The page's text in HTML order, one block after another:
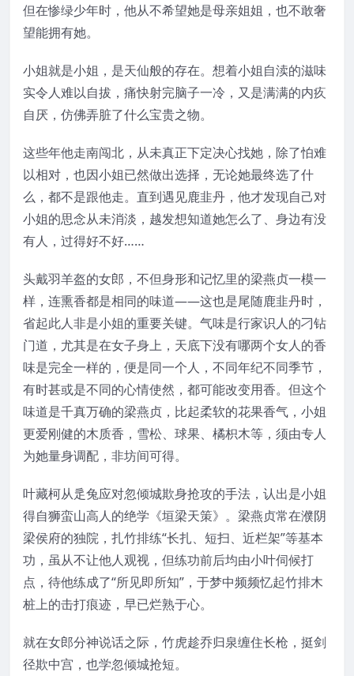
但在惨绿少年时，他从不希望她是母亲姐姐，也不敢奢
望能拥有她。
小姐就是小姐，是天仙般的存在。想着小姐自渎的滋味
实令人难以自拔，痛快射完脑子一冷，又是满满的内疚
自厌，仿佛弄脏了什么宝贵之物。
这些年他走南闯北，从未真正下定决心找她，除了怕难
以相对，也因小姐已然做出选择，无论她最终选了什
么，都不是跟他走。直到遇见鹿韭丹，他才发现自己对
小姐的思念从未消淡，越发想知道她怎么了、身边有没
有人，过得好不好……
头戴羽羊盔的女郎，不但身形和记忆里的梁燕贞一模一
样，连熏香都是相同的味道——这也是尾随鹿韭丹时，
省起此人非是小姐的重要关键。气味是行家识人的刁钻
门道，尤其是在女子身上，天底下没有哪两个女人的香
味是完全一样的，便是同一个人，不同年纪不同季节，
有时甚或是不同的心情使然，都可能改变用香。但这个
味道是千真万确的梁燕贞，比起柔软的花果香气，小姐
更爱刚健的木质香，雪松、球果、橘枳木等，须由专人
为她量身调配，非坊间可得。
叶藏柯从辵兔应对忽倾城欺身抢攻的手法，认出是小姐
得自狮蛮山高人的绝学《垣梁天策》。梁燕贞常在濮阴
梁侯府的独院，扎竹排练“长扎、短扫、近栏架”等基本
功，虽从不让他人观视，但练功前后均由小叶伺候打
点，待他练成了“所见即所知”，于梦中频频忆起竹排木
桩上的击打痕迹，早已烂熟于心。
就在女郎分神说话之际，竹虎趁乔归泉缠住长枪，挺剑
径欺中宫，也学忽倾城抢短。